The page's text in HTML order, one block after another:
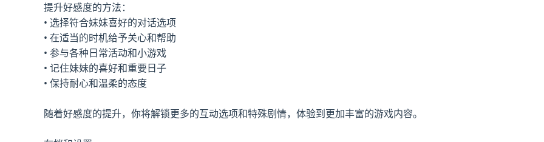
提升好感度的方法：
• 选择符合妹妹喜好的对话选项
• 在适当的时机给予关心和帮助
• 参与各种日常活动和小游戏
• 记住妹妹的喜好和重要日子
• 保持耐心和温柔的态度
随着好感度的提升，你将解锁更多的互动选项和特殊剧情，体验到更加丰富的游戏内容。